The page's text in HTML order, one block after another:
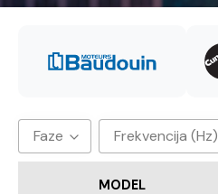
Faze Frekvencija (Hz)
50hz
MODEL